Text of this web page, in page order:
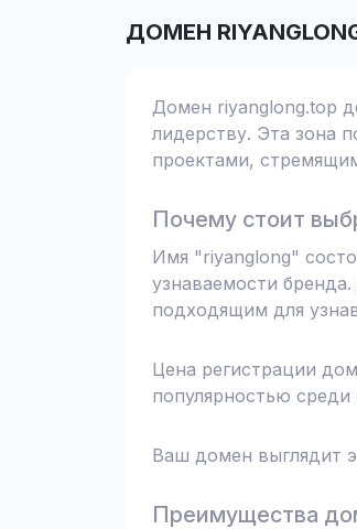
ДОМЕН
Домен riyanglong.top
лидерству. Эта зона
проектами,
Почему стоит
Имя "riyanglong"
узнаваемости
подходящим для
Цена регистрации
популярностью
Ваш домен выглядит
Преимущества